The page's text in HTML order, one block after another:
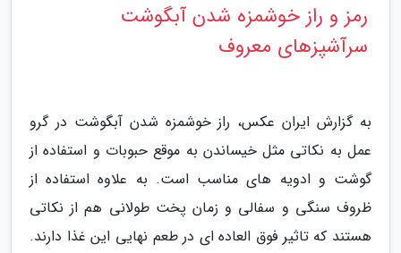
رمز و راز خوشمزه شدن آبگوشت
سرآشپزهای معروف
به گزارش ایران عکس، راز خوشمزه شدن آبگوشت در گرو
عمل به نکاتی مثل خیساندن به موقع حبوبات و استفاده از
گوشت و ادویه های مناسب است. به علاوه استفاده از
ظروف سنگی و سفالی و زمان پخت طولانی هم از نکاتی
هستند که تاثیر فوق العاده ای در طعم نهایی این غذا دارند.